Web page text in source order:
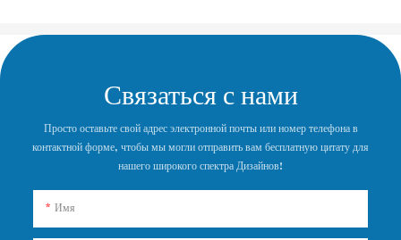
Связаться с нами
Просто оставьте свой адрес электронной почты или номер телефона в
контактной форме, чтобы мы могли отправить вам бесплатную цитату для
нашего широкого спектра Дизайнов!
Имя